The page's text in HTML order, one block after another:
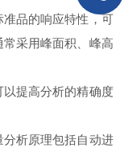
品的响应特性，可
采用峰面积、峰高
提高分析的精确度
析原理包括自动进